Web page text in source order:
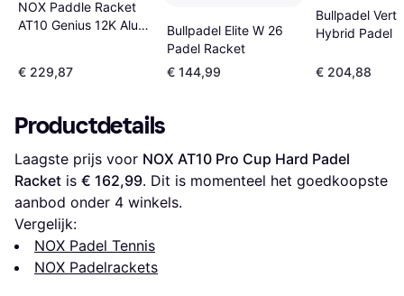
NOX Paddle Racket
AT10 Genius 12K Alum
€ 229,87
Bullpadel Elite W 26
Padel Racket
€ 144,99
Bullpadel
Hybrid Padel
€ 204,88
Productdetails
Laagste prijs voor NOX AT10 Pro Cup Hard Padel
Racket is € 162,99. Dit is momenteel het goedkoopste
aanbod onder 4 winkels.
Vergelijk:
NOX Padel Tennis
NOX Padelrackets